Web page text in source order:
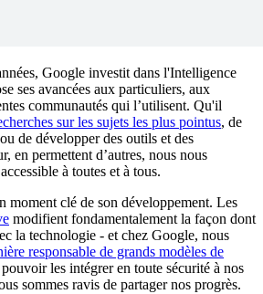
Google investit dans l'Intelligence
ses avancées aux particuliers, aux
communautés qui l’utilisent. Qu'il
sur les sujets les plus pointus, de
ou de développer des outils et des
en permettent d’autres, nous nous
à toutes et à tous.
moment clé de son développement. Les
modifient fondamentalement la façon dont
la technologie - et chez Google, nous
responsable de grands modèles de
les intégrer en toute sécurité à nos
sommes ravis de partager nos progrès.